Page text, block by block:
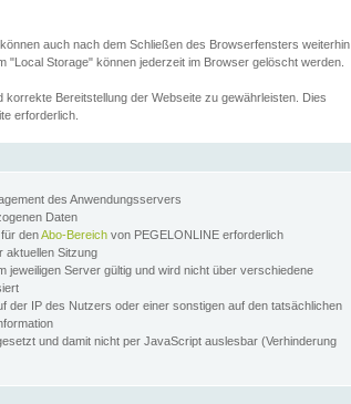
auch nach dem Schließen des Browserfensters weiterhin
Storage" können jederzeit im Browser gelöscht werden.
Bereitstellung der Webseite zu gewährleisten. Dies
erforderlich.
des Anwendungsservers
Daten
denAbo-Bereich von PEGELONLINE erforderlich
aktuellen Sitzung
jeweiligen Server gültig und wird nicht über verschiedene
der IP des Nutzers oder einer sonstigen auf den tatsächlichen
und damit nicht per JavaScript auslesbar (Verhinderung